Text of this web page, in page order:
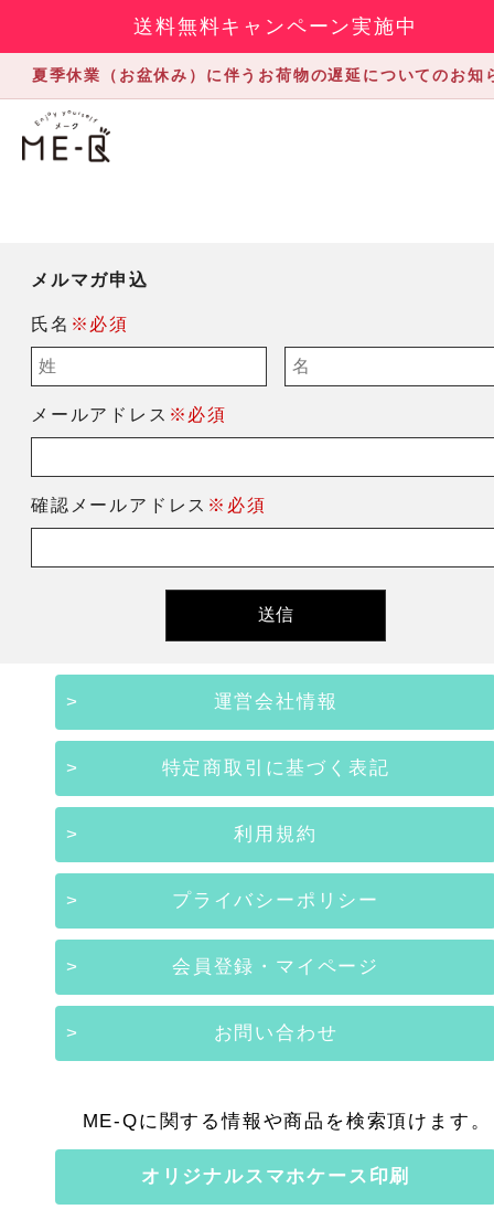
送料無料キャンペーン実施中
夏季休業（お盆休み）に伴うお荷物の遅延についてのお知
メルマガ申込
氏名 ※必須
メールアドレス ※必須
確認メールアドレス ※必須
運営会社情報
特定商取引に基づく表記
利用規約
プライバシーポリシー
会員登録・マイページ
お問い合わせ
ME-Qに関する情報や商品を検索頂けます。
オリジナルスマホケース印刷